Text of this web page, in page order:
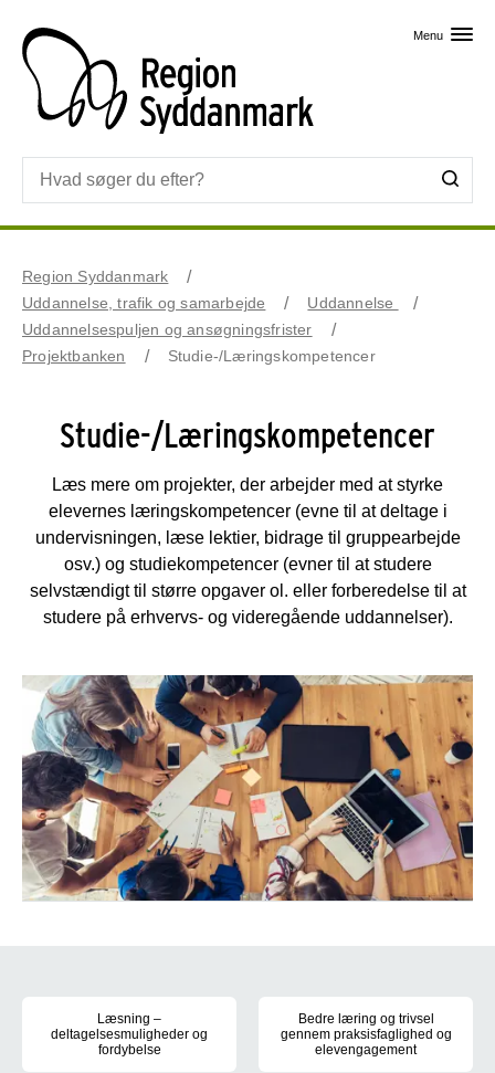
Menu
Region Syddanmark
Uddannelse, trafik og samarbejde
Uddannelse
Uddannelsespuljen og ansøgningsfrister
Projektbanken
Studie-/Læringskompetencer
Studie-/Læringskompetencer
Læs mere om projekter, der arbejder med at styrke
elevernes læringskompetencer (evne til at deltage i
undervisningen, læse lektier, bidrage til gruppearbejde
osv.) og studiekompetencer (evner til at studere
selvstændigt til større opgaver ol. eller forberedelse til at
studere på erhvervs- og videregående uddannelser).
Læsning –
deltagelsesmuligheder og
fordybelse
Bedre læring og trivsel
gennem praksisfaglighed og
elevengagement